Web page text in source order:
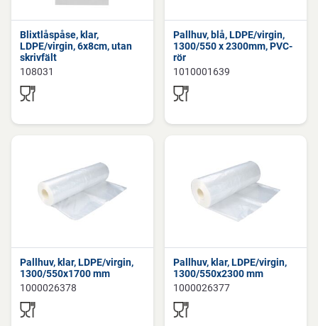
Blixtlåspåse, klar,
LDPE/virgin, 6x8cm, utan
skrivfält
108031
Pallhuv, blå, LDPE/virgin,
1300/550 x 2300mm, PVC-
rör
1010001639
Pallhuv, klar, LDPE/virgin,
1300/550x1700 mm
1000026378
Pallhuv, klar, LDPE/virgin,
1300/550x2300 mm
1000026377